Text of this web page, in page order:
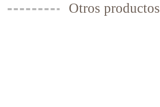
Otros productos